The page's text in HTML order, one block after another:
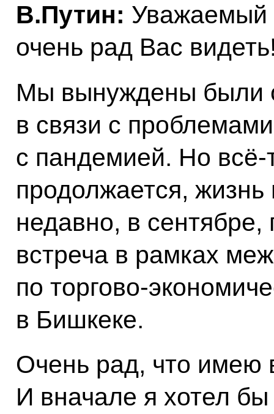
В.Путин: Уважаемый
очень рад Вас
Мы вынуждены были
в связи с
с пандемией. Но
продолжается,
недавно, в
встреча в рамках
по
в Бишкеке.
Очень рад, что имею
И вначале я хотел